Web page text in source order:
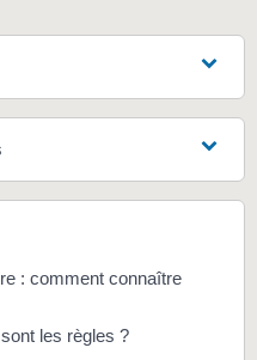
: comment connaître
les règles ?